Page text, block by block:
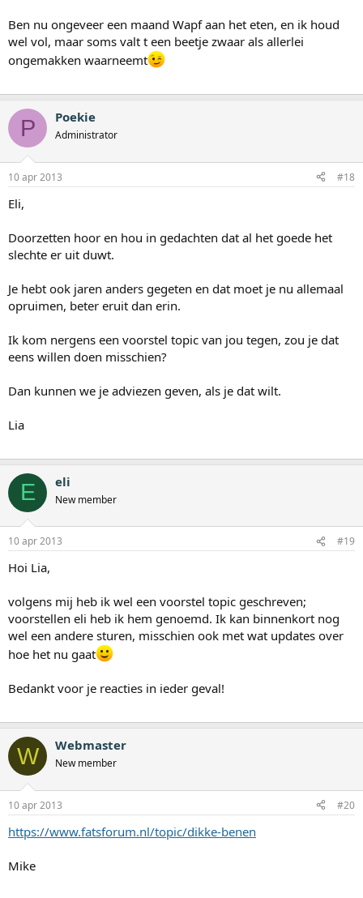
Ben nu ongeveer een maand Wapf aan het eten, en ik houd
wel vol, maar soms valt t een beetje zwaar als allerlei
ongemakken waarneemt
P Poekie
Administrator
10 apr 2013 #18
Eli,
Doorzetten hoor en hou in gedachten dat al het goede het
slechte er uit duwt.
Je hebt ook jaren anders gegeten en dat moet je nu allemaal
opruimen, beter eruit dan erin.
Ik kom nergens een voorstel topic van jou tegen, zou je dat
eens willen doen misschien?
Dan kunnen we je adviezen geven, als je dat wilt.
Lia
E eli
New member
10 apr 2013 #19
Hoi Lia,
volgens mij heb ik wel een voorstel topic geschreven;
voorstellen eli heb ik hem genoemd. Ik kan binnenkort nog
wel een andere sturen, misschien ook met wat updates over
hoe het nu gaat
Bedankt voor je reacties in ieder geval!
W Webmaster
New member
10 apr 2013 #20
https://www.fatsforum.nl/topic/dikke-benen
Mike